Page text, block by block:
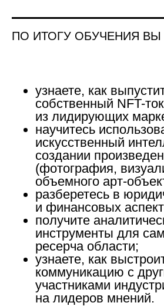
ПО ИТОГУ ОБУЧЕНИЯ ВЫ
узнаете, как
собственный NFT-
из лидирующих
научитесь
искусственный
создании
(фотография,
объемного арт-
разберетесь в
и финансовых
получите
инструменты для
ресерча области;
узнаете, как
коммуникацию с
участниками
на лидеров мнений.